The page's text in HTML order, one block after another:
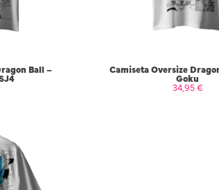
Ball – Camiseta Oversize
Goku
34,95€